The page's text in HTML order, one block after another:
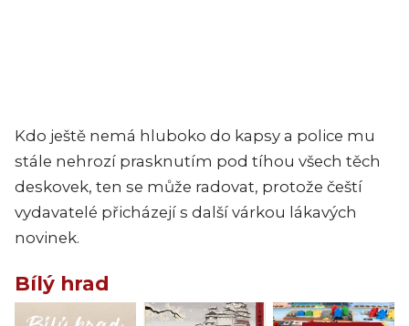
Kdo ještě nemá hluboko do kapsy a police mu
stále nehrozí prasknutím pod tíhou všech těch
deskovek, ten se může radovat, protože čeští
vydavatelé přicházejí s další várkou lákavých
novinek.
Bílý hrad